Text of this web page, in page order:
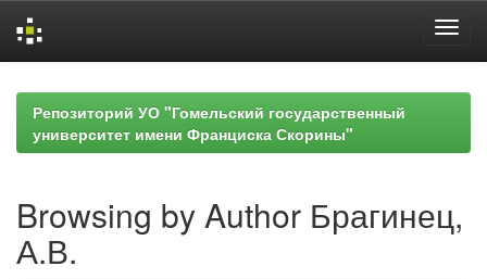
navigationРепозиторий УО "Гомельский государственный
университет имени Франциска Скорины"
Browsing by Author Брагинец,
А.В.